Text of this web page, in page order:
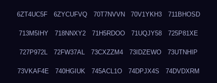
6ZT4UC5F 6ZYCUFVQ 70T7NVVN 70V1YKH3 711BHOSD
713M5IHY 718NNXY2 71H5RDOO 71UQJY58 725P81XE
727P972L 72FW37AL 73CXZZM4 73IDZEWO 73UTNHIP
73VKAF4E 740HGIUK 745ACL1O 74DPJX4S 74DVDXRM